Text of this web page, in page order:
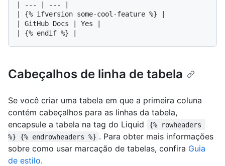
| --- | --- |
| {% ifversion some-cool-feature %} |
| GitHub Docs | Yes |
Cabeçalhos de linha de tabela
Se você criar uma tabela em que a primeira coluna
contém cabeçalhos para as linhas da tabela,
encapsule a tabela na tag do Liquid
{% rowheaders
%} {% endrowheaders %} . Para obter mais informações
sobre como usar marcação de tabelas, confira Guia
de estilo.